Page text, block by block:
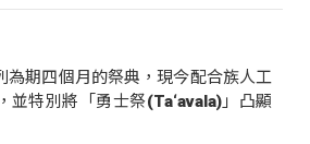
為期四個月的祭典，現今配合族人工
並特別將「勇士祭(Ta‘avala)」凸顯